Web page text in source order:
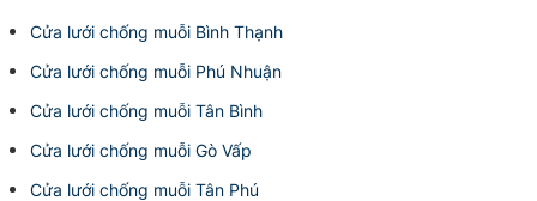
Cửa lưới chống muỗi Bình Thạnh
Cửa lưới chống muỗi Phú Nhuận
Cửa lưới chống muỗi Tân Bình
Cửa lưới chống muỗi Gò Vấp
Cửa lưới chống muỗi Tân Phú